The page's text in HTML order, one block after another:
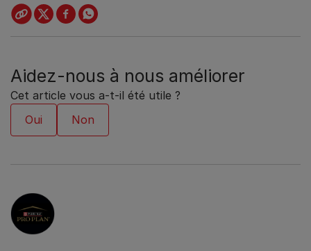
Aidez-nous à nous améliorer
Cet article vous a-t-il été utile ?